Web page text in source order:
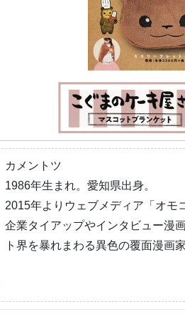
カメントツ
1986年生まれ。愛知県出身。
2015年よりウェブメディア「オモ
企業タイアップやインタビュー漫
ト界を暴れまわる異色の覆面漫画